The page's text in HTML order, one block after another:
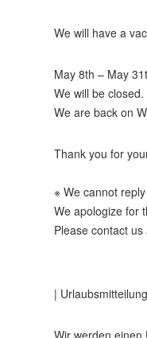
We will have a
May 8th – May
We will be closed.
We are back on
Thank you for
※ We cannot
We apologize for
Please contact
|
Wir werden einen